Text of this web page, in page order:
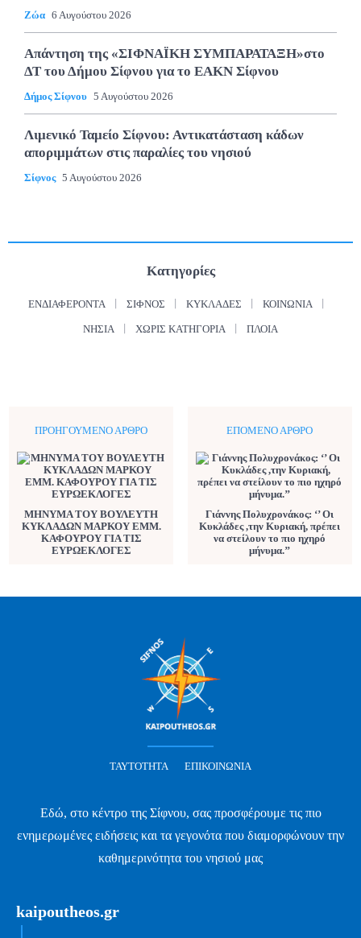
Ζώα 6 Αυγούστου 2026
Απάντηση της «ΣΙΦΝΑΪΚΗ ΣΥΜΠΑΡΑΤΑΞΗ»στο
ΔΤ του Δήμου Σίφνου για το ΕΑΚΝ Σίφνου
Δήμος Σίφνου 5 Αυγούστου 2026
Λιμενικό Ταμείο Σίφνου: Αντικατάσταση κάδων
αποριμμάτων στις παραλίες του νησιού
Σίφνος 5 Αυγούστου 2026
Κατηγορίες
ΕΝΔΙΑΦΈΡΟΝΤΑ ΣΊΦΝΟΣ ΚΥΚΛΆΔΕΣ ΚΟΙΝΩΝΊΑ
ΝΗΣΙΆ ΧΩΡΊΣ ΚΑΤΗΓΟΡΊΑ ΠΛΟΊΑ
ΠΡΟΗΓΟΎΜΕΝΟ ΆΡΘΡΟ
ΜΗΝΥΜΑ ΤΟΥ ΒΟΥΛΕΥΤΗ
ΚΥΚΛΑΔΩΝ ΜΑΡΚΟΥ ΕΜΜ.
ΚΑΦΟΥΡΟΥ ΓΙΑ ΤΙΣ
ΕΥΡΩΕΚΛΟΓΕΣ
ΕΠΌΜΕΝΟ ΆΡΘΡΟ
Γιάννης Πολυχρονάκος: ‘’ Οι
Κυκλάδες ,την Κυριακή, πρέπει
να στείλουν το πιο ηχηρό
μήνυμα.’’
ΤΑΥΤΌΤΗΤΑ ΕΠΙΚΟΙΝΩΝΊΑ
Εδώ, στο κέντρο της Σίφνου, σας προσφέρουμε τις πιο
ενημερωμένες ειδήσεις και τα γεγονότα που διαμορφώνουν την
καθημερινότητα του νησιού μας
kaipoutheos.gr